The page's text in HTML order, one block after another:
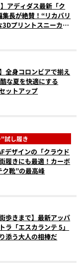
アディダス最新「ク
長が絶賛！“リカバリ
プリントスニーカー
全身コロンビアで揃え
な夏を快適にする
ットアップ
試し履き
デザインの「クラウド
履きにも最適！カーボ
ク靴”の最高峰
歩きまで】最新アッパ
ラ「エスカランテ 5」
添う大人の相棒だ